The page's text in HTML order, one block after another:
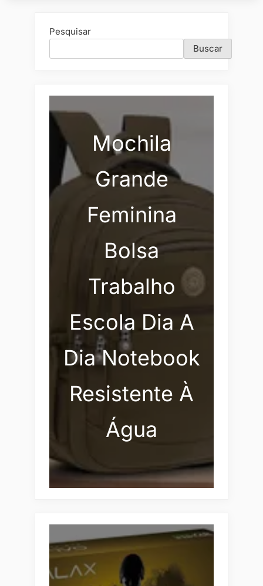
Pesquisar
Buscar
Mochila
Grande
Feminina
Bolsa
Trabalho
Escola Dia A
Dia Notebook
Resistente À
Água